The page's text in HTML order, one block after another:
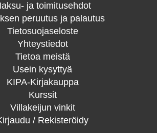
ja toimitusehdot
peruutus ja palautus
Tietosuojaseloste
Yhteystiedot
Tietoa meistä
Usein kysyttyä
KIPA-Kirjakauppa
Kurssit
Villakeijun vinkit
/ Rekisteröidy